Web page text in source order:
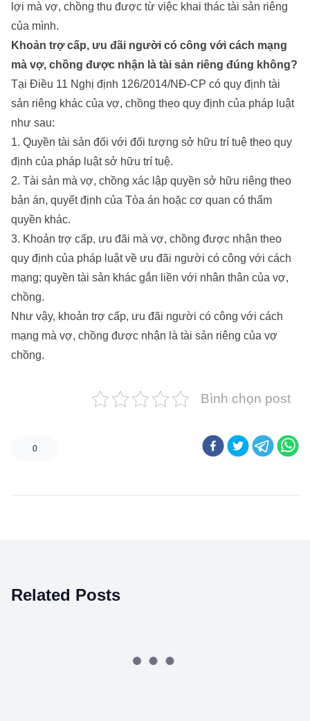
lợi mà vợ, chồng thu được từ việc khai thác tài sản riêng
của mình.
Khoản trợ cấp, ưu đãi người có công với cách mạng
mà vợ, chồng được nhận là tài sản riêng đúng không?
Tại Điều 11 Nghị định 126/2014/NĐ-CP có quy định tài
sản riêng khác của vợ, chồng theo quy định của pháp luật
như sau:
1. Quyền tài sản đối với đối tượng sở hữu trí tuệ theo quy
định của pháp luật sở hữu trí tuệ.
2. Tài sản mà vợ, chồng xác lập quyền sở hữu riêng theo
bản án, quyết định của Tòa án hoặc cơ quan có thẩm
quyền khác.
3. Khoản trợ cấp, ưu đãi mà vợ, chồng được nhận theo
quy định của pháp luật về ưu đãi người có công với cách
mạng; quyền tài sản khác gắn liền với nhân thân của vợ,
chồng.
Như vậy, khoản trợ cấp, ưu đãi người có công với cách
mạng mà vợ, chồng được nhận là tài sản riêng của vợ
chồng.
Bình chọn post
0
Related Posts